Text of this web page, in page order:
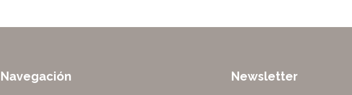
Navegación Newsletter